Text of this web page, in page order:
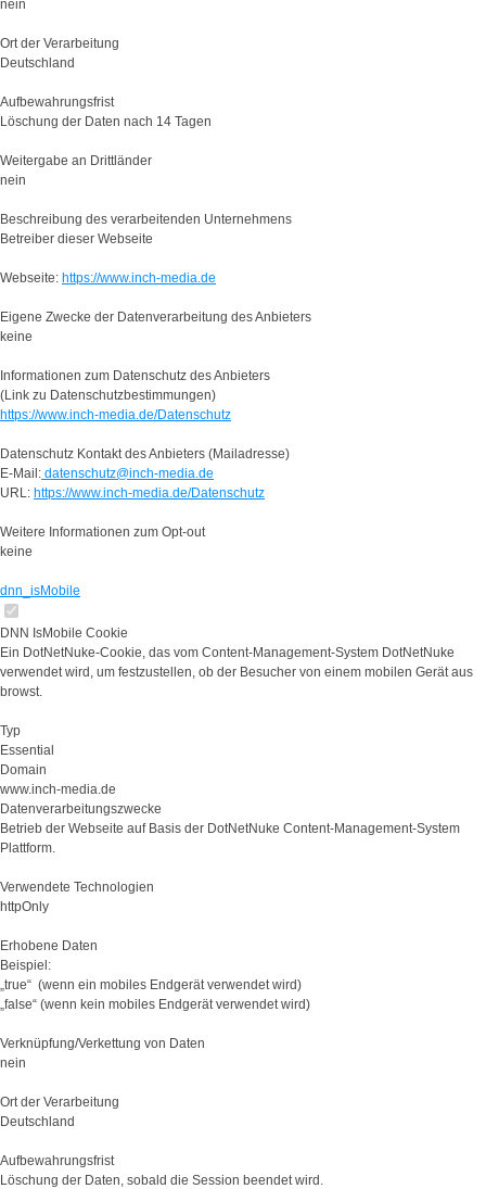
nein
Ort der Verarbeitung
Deutschland
Aufbewahrungsfrist
Löschung der Daten nach 14 Tagen
Weitergabe an Drittländer
nein
Beschreibung des verarbeitenden Unternehmens
Betreiber dieser Webseite
Webseite: https://www.inch-media.de
Eigene Zwecke der Datenverarbeitung des Anbieters
keine
Informationen zum Datenschutz des Anbieters
(Link zu Datenschutzbestimmungen)
https://www.inch-media.de/Datenschutz
Datenschutz Kontakt des Anbieters (Mailadresse)
E-Mail: datenschutz@inch-media.de
URL: https://www.inch-media.de/Datenschutz
Weitere Informationen zum Opt-out
keine
dnn_isMobile
DNN IsMobile Cookie
Ein DotNetNuke-Cookie, das vom Content-Management-System DotNetNuke
verwendet wird, um festzustellen, ob der Besucher von einem mobilen Gerät aus
browst.
Typ
Essential
Domain
www.inch-media.de
Datenverarbeitungszwecke
Betrieb der Webseite auf Basis der DotNetNuke Content-Management-System
Plattform.
Verwendete Technologien
httpOnly
Erhobene Daten
Beispiel:
„true“ (wenn ein mobiles Endgerät verwendet wird)
„false“ (wenn kein mobiles Endgerät verwendet wird)
Verknüpfung/Verkettung von Daten
nein
Ort der Verarbeitung
Deutschland
Aufbewahrungsfrist
Löschung der Daten, sobald die Session beendet wird.